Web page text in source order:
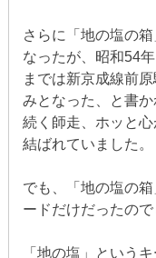
さらに「地の塩の
なったが、昭和54
までは新京成線前
みとなった、と書
続く師走、ホッと
結ばれていました。
でも、「地の塩の
ードだけだったので
「地の塩」という